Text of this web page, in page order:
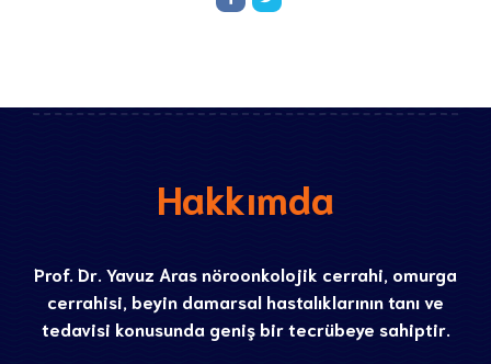
Hakkımda
Prof. Dr. Yavuz Aras nöroonkolojik cerrahi, omurga
cerrahisi, beyin damarsal hastalıklarının tanı ve
tedavisi konusunda geniş bir tecrübeye sahiptir.